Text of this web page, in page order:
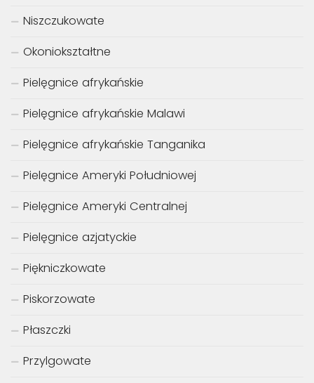
Niszczukowate
Okoniokształtne
Pielęgnice afrykańskie
Pielęgnice afrykańskie Malawi
Pielęgnice afrykańskie Tanganika
Pielęgnice Ameryki Południowej
Pielęgnice Ameryki Centralnej
Pielęgnice azjatyckie
Piękniczkowate
Piskorzowate
Płaszczki
Przylgowate